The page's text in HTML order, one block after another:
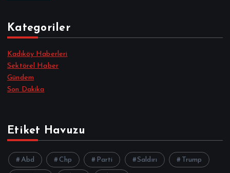
Kategoriler
Kadıköy Haberleri
Sektörel Haber
Gündem
Son Dakika
Etiket Havuzu
Abd Chp Parti Saldırı Trump